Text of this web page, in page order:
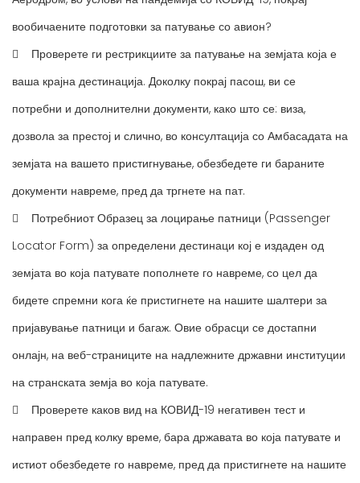
вообичаените подготовки за патување со авион?
 Проверете ги рестрикциите за патување на земјата која е
ваша крајна дестинација. Доколку покрај пасош, ви се
потребни и дополнителни документи, како што се: виза,
дозвола за престој и слично, во консултација со Амбасадата на
земјата на вашето пристигнување, обезбедете ги бараните
документи навреме, пред да тргнете на пат.
 Потребниот Образец за лоцирање патници (Passenger
Locator Form) за определени дестинаци кој е издаден од
земјата во која патувате пополнете го навреме, со цел да
бидете спремни кога ќе пристигнете на нашите шалтери за
пријавување патници и багаж. Овие обрасци се достапни
онлајн, на веб-страниците на надлежните државни институции
на странската земја во која патувате.
 Проверете каков вид на КОВИД-19 негативен тест и
направен пред колку време, бара државата во која патувате и
истиот обезбедете го навреме, пред да пристигнете на нашите